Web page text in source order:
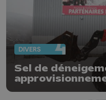
DIVERS
Sel de
communes